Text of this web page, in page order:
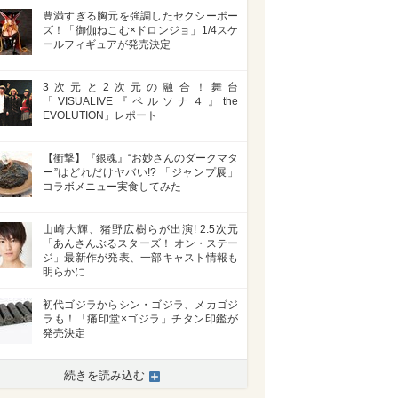
豊満すぎる胸元を強調したセクシーポー
ズ！「御伽ねこむ×ドロンジョ」1/4スケ
ールフィギュアが発売決定
3次元と2次元の融合！舞台
「VISUALIVE『ペルソナ４』the
EVOLUTION」レポート
【衝撃】『銀魂』“お妙さんのダークマタ
ー”はどれだけヤバい!? 「ジャンプ展」
コラボメニュー実食してみた
山崎大輝、猪野広樹らが出演! 2.5次元
「あんさんぶるスターズ！ オン・ステー
ジ」最新作が発表、一部キャスト情報も
明らかに
初代ゴジラからシン・ゴジラ、メカゴジ
ラも！「痛印堂×ゴジラ」チタン印鑑が
発売決定
続きを読み込む